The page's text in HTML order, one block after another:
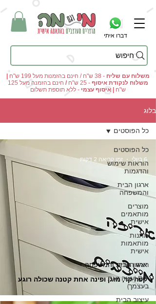
דברו איתי
חיפוש
משלוח עם שליח - 38 ש"ח / חינם בהזמנות מעל 199 ש"ח
|
משלוח לנקודת איסוף - 25 ש"ח /
חינם בהזמנה מעל 125
ש"ח | איסוף עצמי - ללא תוספת תשלום
בלוג
כל הפוסטים
הוראות שימוש
והדגמות
ארגון הבית
והמשפחה
מוצרים
מותאמים
אישית
מתנות
מותאמות
אישית
ראש השנה
DIY (עשה זאת
בעצמך)
עיצוב הבית
כל הפוסטים
קפה קר, מזגן ופינה אחת קטנה שכולה רוגע
ארגון הבית והמשפחה
6 ביולי זמן קריאה 2 דקות